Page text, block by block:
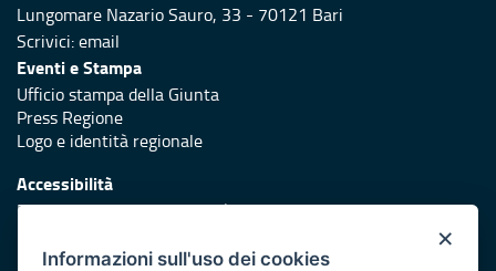
Lungomare Nazario Sauro, 33 - 70121 Bari
Scrivici:email
Eventi e Stampa
Ufficio stampa della Giunta
Press Regione
Logo e identità regionale
Accessibilità
Dichiarazione di accessibilità
Redazione ×
Informazioni sull'uso dei cookies